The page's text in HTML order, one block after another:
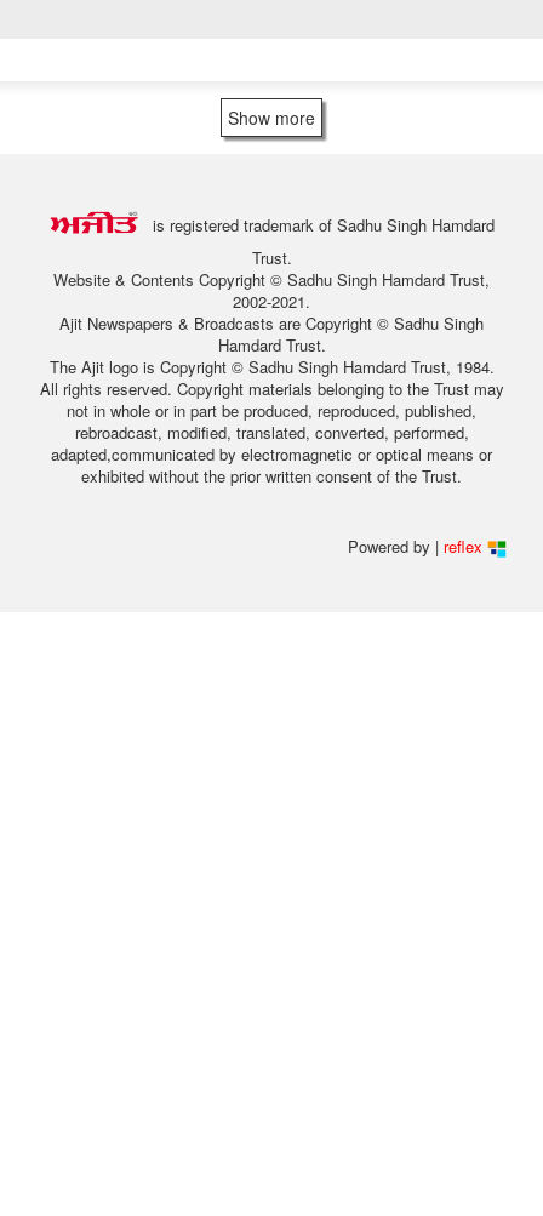
Show more
is registered trademark of Sadhu Singh Hamdard
Trust.
Website & Contents Copyright © Sadhu Singh Hamdard Trust,
2002-2021.
Ajit Newspapers & Broadcasts are Copyright © Sadhu Singh
Hamdard Trust.
The Ajit logo is Copyright © Sadhu Singh Hamdard Trust, 1984.
All rights reserved. Copyright materials belonging to the Trust may
not in whole or in part be produced, reproduced, published,
rebroadcast, modified, translated, converted, performed,
adapted,communicated by electromagnetic or optical means or
exhibited without the prior written consent of the Trust.
Powered by | reflex